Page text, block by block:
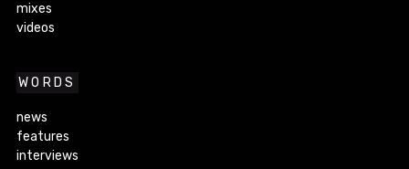
mixes
videos
WORDS
news
features
interviews